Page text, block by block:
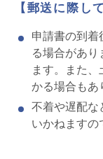
【郵送に際し
申請書の到着
る場合があり
ます。また
かる場合もあ
不着や遅配な
いかねますの